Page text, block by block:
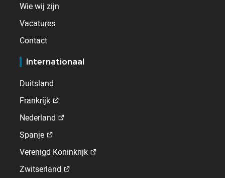
Wie wij zijn
Vacatures
Contact
Internationaal
Duitsland
Frankrijk
Nederland
Spanje
Verenigd Koninkrijk
Zwitserland